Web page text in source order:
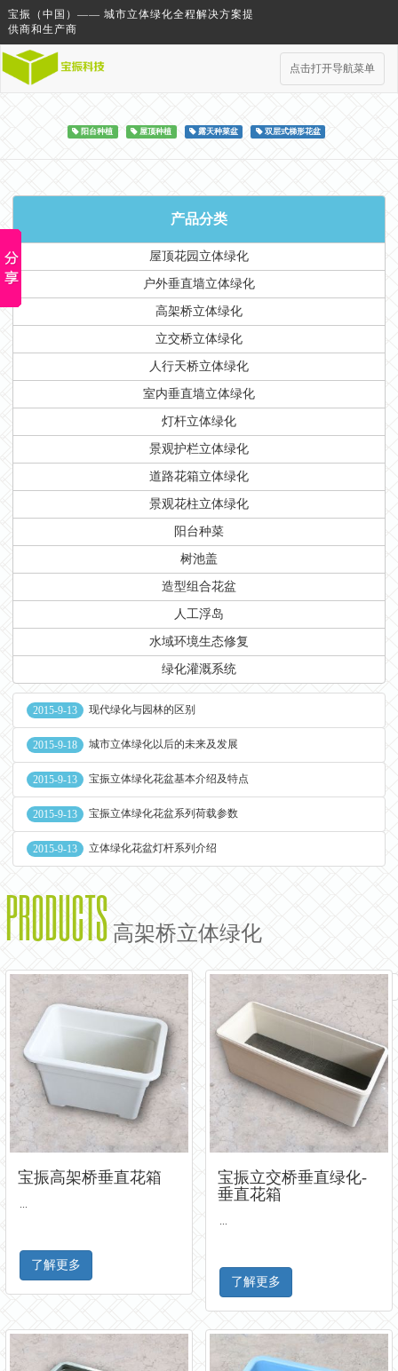
宝振（中国）—— 城市立体绿化全程解决方案提
供商和生产商
点击打开导航菜单
阳台种植 屋顶种植 露天种菜盆 双层式梯形花盆
产品分类
屋顶花园立体绿化
户外垂直墙立体绿化
高架桥立体绿化
立交桥立体绿化
人行天桥立体绿化
室内垂直墙立体绿化
灯杆立体绿化
景观护栏立体绿化
道路花箱立体绿化
景观花柱立体绿化
阳台种菜
树池盖
造型组合花盆
人工浮岛
水域环境生态修复
绿化灌溉系统
2015-9-13 现代绿化与园林的区别
2015-9-18 城市立体绿化以后的未来及发展
2015-9-13 宝振立体绿化花盆基本介绍及特点
2015-9-13 宝振立体绿化花盆系列荷载参数
2015-9-13 立体绿化花盆灯杆系列介绍
PRODUCTS 高架桥立体绿化
宝振高架桥垂直花箱
...
了解更多
宝振立交桥垂直绿化-
垂直花箱
...
了解更多